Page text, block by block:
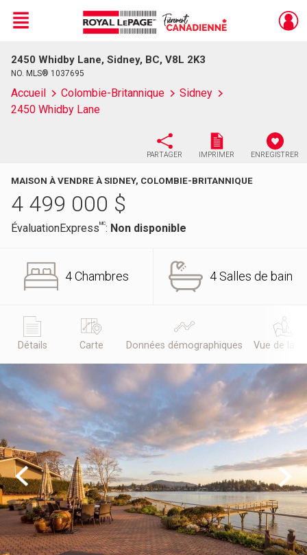
Live
En Direct
Menu
2450 Whidby Lane, Sidney, BC, V8L 2K3
NO. MLS® 1037695
Accueil Colombie-Britannique
Sidney
2450 Whidby Lane
PARTAGER IMPRIMER ENREGISTRER
MAISON À VENDRE À SIDNEY, COLOMBIE-BRITANNIQUE
4 499 000 $
ÉvaluationExpressMC: Non disponible
4 Chambres 4 Salles de bain
Détails Carte Données démographiques Vue de la
Previous Next